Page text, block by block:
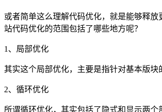
或者简单这么理解代码优化，就是能够释
站代码优化的范围包括了哪些地方呢？
1、局部优化
其实这个局部优化，主要是指针对基本版
2、循环优化
所谓循环优化，其实包括了隐式和显示两个